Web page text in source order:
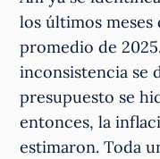
los últimos meses
promedio de
inconsistencia se
presupuesto se
entonces, la
estimaron. Toda